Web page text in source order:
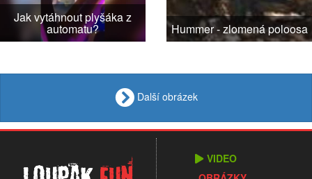
Jak vytáhnout plyšáka z
automatu? Hummer - zlomená poloosa
Další obrázek
VIDEO